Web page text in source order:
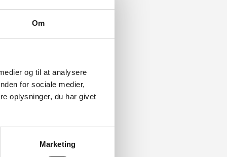
Om
og til at analysere
for sociale medier,
oplysninger, du har givet
Marketing